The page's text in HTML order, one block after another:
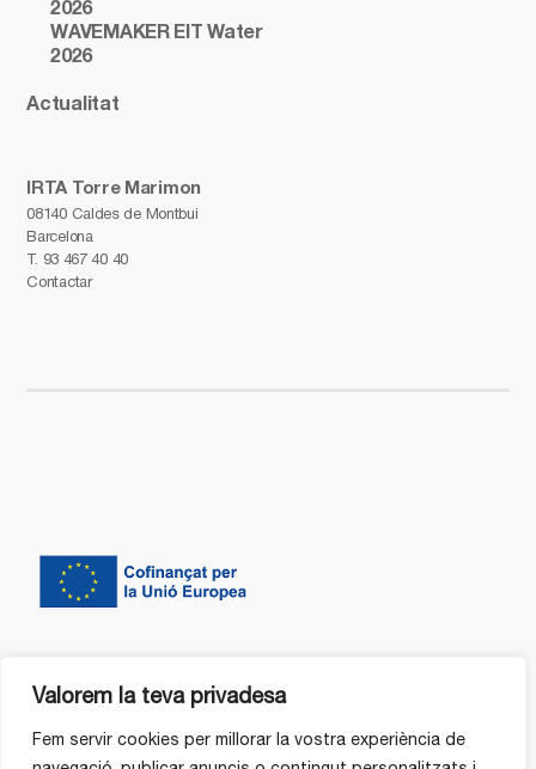
Valorem la teva privadesa
Fem servir cookies per millorar la vostra experiència de
IRTA Torre Marimon
08140 Caldes de Montbui
Barcelona
T. 93 467 40 40
Contactar
2026
WAVEMAKER EIT Water
2026
Actualitat